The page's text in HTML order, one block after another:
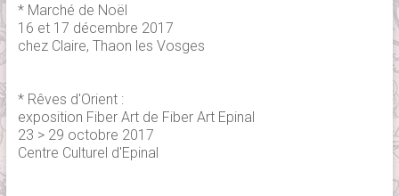
* Marché de Noël
16 et 17 décembre 2017
chez Claire, Thaon les Vosges
* Rêves d'Orient :
exposition Fiber Art de Fiber Art Epinal
23 > 29 octobre 2017
Centre Culturel d'Epinal